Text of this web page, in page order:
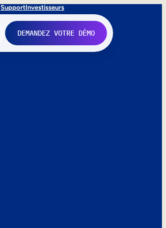
SupportInvestisseurs
DEMANDEZ VOTRE DÉMO